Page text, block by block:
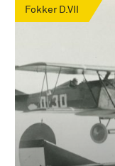
Fokker D.VII